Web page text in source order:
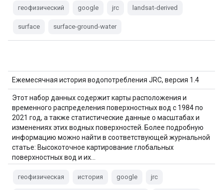
геофизический google jrc landsat-derived
surface surface-ground-water
Ежемесячная история водопотребления JRC, версия 1.4
Этот набор данных содержит карты расположения и
временного распределения поверхностных вод с 1984 по
2021 год, а также статистические данные о масштабах и
изменениях этих водных поверхностей. Более подробную
информацию можно найти в соответствующей журнальной
статье: Высокоточное картирование глобальных
поверхностных вод и их…
геофизическая история google jrc